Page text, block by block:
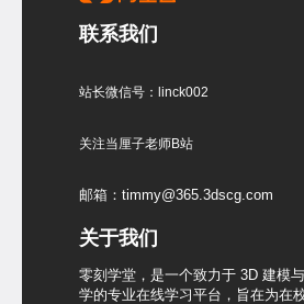
联系我们
站长微信号：linck002
关注当厘子老师B站
邮箱：timmy@365.3dscg.com
关于我们
零刻学堂，是一个致力于 3D 建模
学的专业在线学习平台，旨在为在